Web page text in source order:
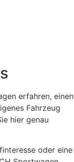
erfahren, einen
Fahrzeug
hier genau
oder eine